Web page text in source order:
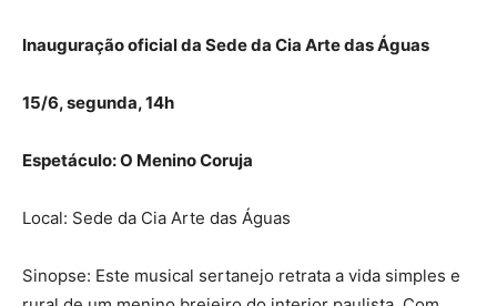
Inauguração oficial da Sede da Cia Arte das Águas
15/6, segunda, 14h
Espetáculo: O Menino Coruja
Local: Sede da Cia Arte das Águas
Sinopse: Este musical sertanejo retrata a vida simples e